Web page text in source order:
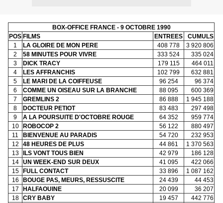
BOX-OFFICE FRANCE - 9 OCTOBRE 1990
POS FILMS ENTREES
CUMULS
1
LA GLOIRE DE MON PERE 408 778
3 920 806
2
58 MINUTES POUR VIVRE 333 524
335 024
3
DICK TRACY 179 115
464 011
4
LES AFFRANCHIS 102 799
632 881
5
LE MARI DE LA COIFFEUSE 96 254
96 374
6
COMME UN OISEAU SUR LA BRANCHE 88 095
600 369
7
GREMLINS 2 86 888
1 945 188
8
DOCTEUR PETIOT 83 483
297 498
9
A LA POURSUITE D'OCTOBRE ROUGE 64 352
959 774
10
ROBOCOP 2 56 122
880 497
11
BIENVENUE AU PARADIS 54 720
232 953
12
48 HEURES DE PLUS 44 861
1 370 563
13
ILS VONT TOUS BIEN 42 979
186 128
14
UN WEEK-END SUR DEUX 41 095
422 066
15
FULL CONTACT 33 896
1 087 162
16
BOUGE PAS, MEURS, RESSUSCITE 24 439
44 453
17
HALFAOUINE 20 099
36 207
18
CRY BABY 19 457
442 776